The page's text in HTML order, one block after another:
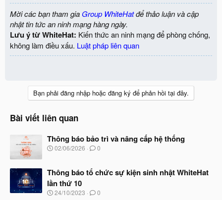
update challenge mới, BQT WhiteHat.vn sẽ tổng kết tình hình
thực hành challenge trong 1 tháng trước và vinh danh (kèm quà
tặng) tới5 đội có thành tích xuất sắc lọt vào WHITEHAT TOP
PLAY.Giá trị của mỗi giải thưởng là 1 triệu đồng. Đây là món
quà nhỏ mà BQT muốn gửi tặng để tôn vinh sự nỗ lực và kiên trì
mới và gửi tới Ban quản trị từ menuCONTRIBUTIONđể các
challenge ngày càng đa dạng và thú vị hơn.
1. Điểm khác biệt giữa WhiteHat Challenge, WhiteHat Contest
và WhiteHat Play ! ?
Challenge, Contest hay Grand Prix là các cuộc thi kéo dài chỉ
trong 24h giữa các đội chơi CTF đã có kinh nghiệm, WhiteHat
Play! là dành cho người mới và là môi trường tập luyện nên sẽ
Mời các bạn tham gia Group WhiteHatđể thảo luận và cập
nhật tin tức an ninh mạng hàng ngày.
Lưu ý từ WhiteHat: Kiến thức an ninh mạng để phòng chống,
không làm điều xấu. Luật pháp liên quan
Bạn phải đăng nhập hoặc đăng ký để phản hồi tại đây.
Bài viết liên quan
Thông báo bảo trì và nâng cấp hệ thống
N
y
ắ
t
02/06/2026 0
Thông báo tổ chức sự kiện sinh nhật WhiteHat
lần thứ 10
N
24/10/2023 0